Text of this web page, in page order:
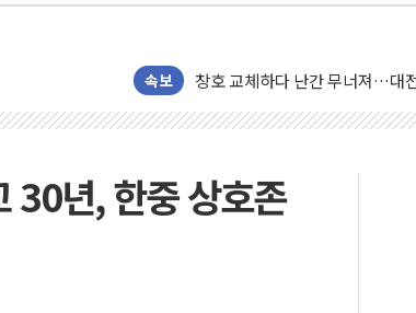
속보
유니슨 "국내생산세액공제·인
장동혁 "규제와 대출 풀고 재개
[속보] 종합특검, '尹 관저 이전
日, 4~6월 105조원 환시 개입...4
오렌지플래닛 창업재단, 스타트
30년, 한중 상호존